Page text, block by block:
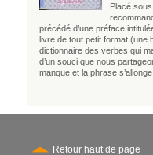
Placé
précédé d’une préface
livre de tout petit format (une
dictionnaire des verbes qui
d’un souci que nous
manque et la phrase
Retour haut de page